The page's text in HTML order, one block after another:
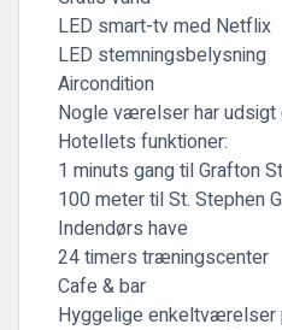
LED smart-tv med Netflix
LED stemningsbelysning
Aircondition
Nogle værelser har udsigt
Hotellets funktioner:
1 minuts gang til Grafton
100 meter til St. Stephen
Indendørs have
24 timers træningscenter
Cafe & bar
Hyggelige enkeltværelser